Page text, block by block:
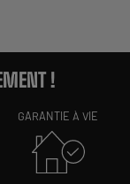
!
GARANTIE À VIE